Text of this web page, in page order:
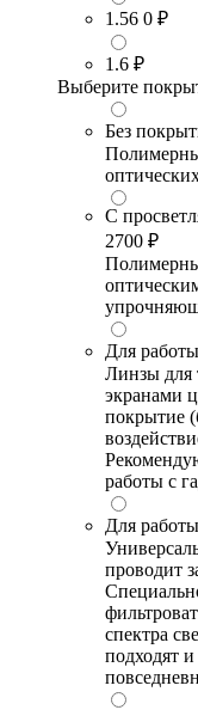
1.56 0 ₽
1.6 ₽
Выберите
Без
С
2700 ₽
Для
Линзы для
экранами
покрытие
работы с
Для
проводит
спектра
подходят